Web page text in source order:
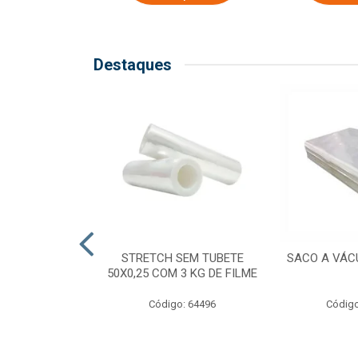
Destaques
STRETCH SEM TUBETE
50X0,25 COM 3 KG DE FILME
Código: 64496
SACO A